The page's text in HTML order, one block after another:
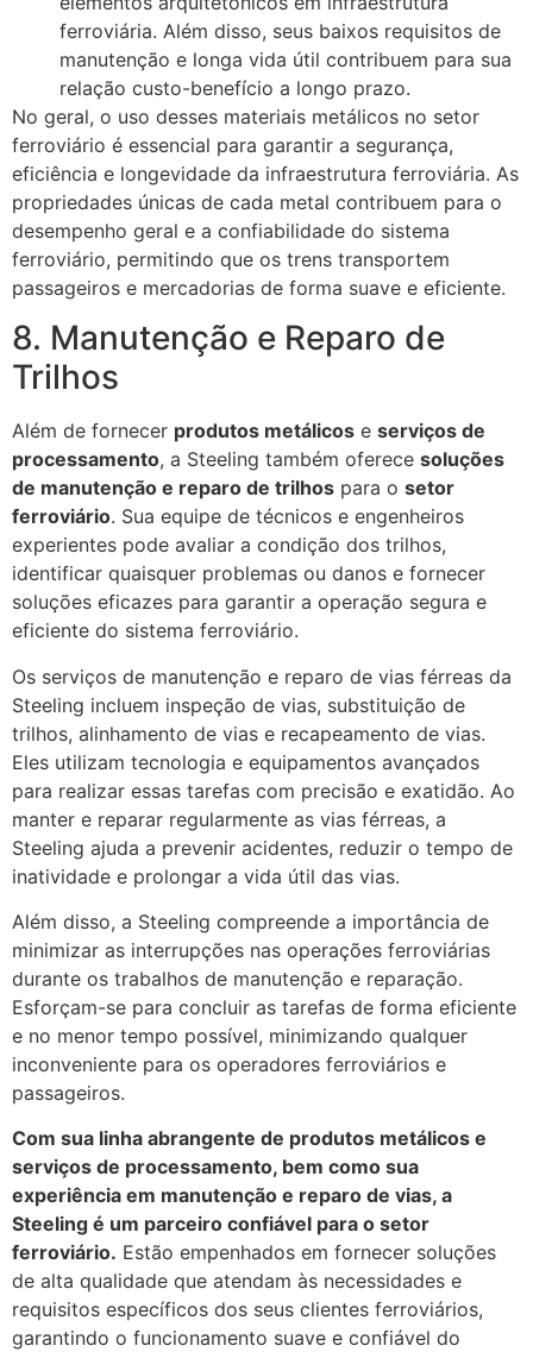
ferroviária. Além disso, seus baixos requisitos de
manutenção e longa vida útil contribuem para sua
relação custo-benefício a longo prazo.
No geral, o uso desses materiais metálicos no setor
ferroviário é essencial para garantir a segurança,
eficiência e longevidade da infraestrutura ferroviária. As
propriedades únicas de cada metal contribuem para o
desempenho geral e a confiabilidade do sistema
ferroviário, permitindo que os trens transportem
passageiros e mercadorias de forma suave e eficiente.
8. Manutenção e Reparo de
Trilhos
Além de fornecer produtos metálicos e serviços de
processamento, a Steeling também oferece soluções
de manutenção e reparo de trilhos para o setor
ferroviário. Sua equipe de técnicos e engenheiros
experientes pode avaliar a condição dos trilhos,
identificar quaisquer problemas ou danos e fornecer
soluções eficazes para garantir a operação segura e
eficiente do sistema ferroviário.
Os serviços de manutenção e reparo de vias férreas da
Steeling incluem inspeção de vias, substituição de
trilhos, alinhamento de vias e recapeamento de vias.
Eles utilizam tecnologia e equipamentos avançados
para realizar essas tarefas com precisão e exatidão. Ao
manter e reparar regularmente as vias férreas, a
Steeling ajuda a prevenir acidentes, reduzir o tempo de
inatividade e prolongar a vida útil das vias.
Além disso, a Steeling compreende a importância de
minimizar as interrupções nas operações ferroviárias
durante os trabalhos de manutenção e reparação.
Esforçam-se para concluir as tarefas de forma eficiente
e no menor tempo possível, minimizando qualquer
inconveniente para os operadores ferroviários e
passageiros.
Com sua linha abrangente de produtos metálicos e
serviços de processamento, bem como sua
experiência em manutenção e reparo de vias, a
Steeling é um parceiro confiável para o setor
ferroviário. Estão empenhados em fornecer soluções
de alta qualidade que atendam às necessidades e
requisitos específicos dos seus clientes ferroviários,
garantindo o funcionamento suave e confiável do